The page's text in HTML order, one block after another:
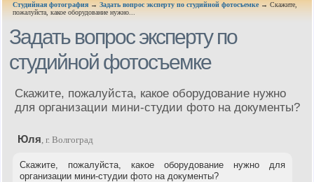
Студийная фотография → Задать вопрос эксперту по студийной фотосъемке→ Скажите,
пожалуйста, какое оборудование нужно...
Задать вопрос эксперту по
студийной фотосъемке
Скажите, пожалуйста, какое оборудование нужно
для организации мини-студии фото на документы?
Юля , г. Волгоград
Скажите, пожалуйста, какое оборудование нужно для
организации мини-студии фото на документы?